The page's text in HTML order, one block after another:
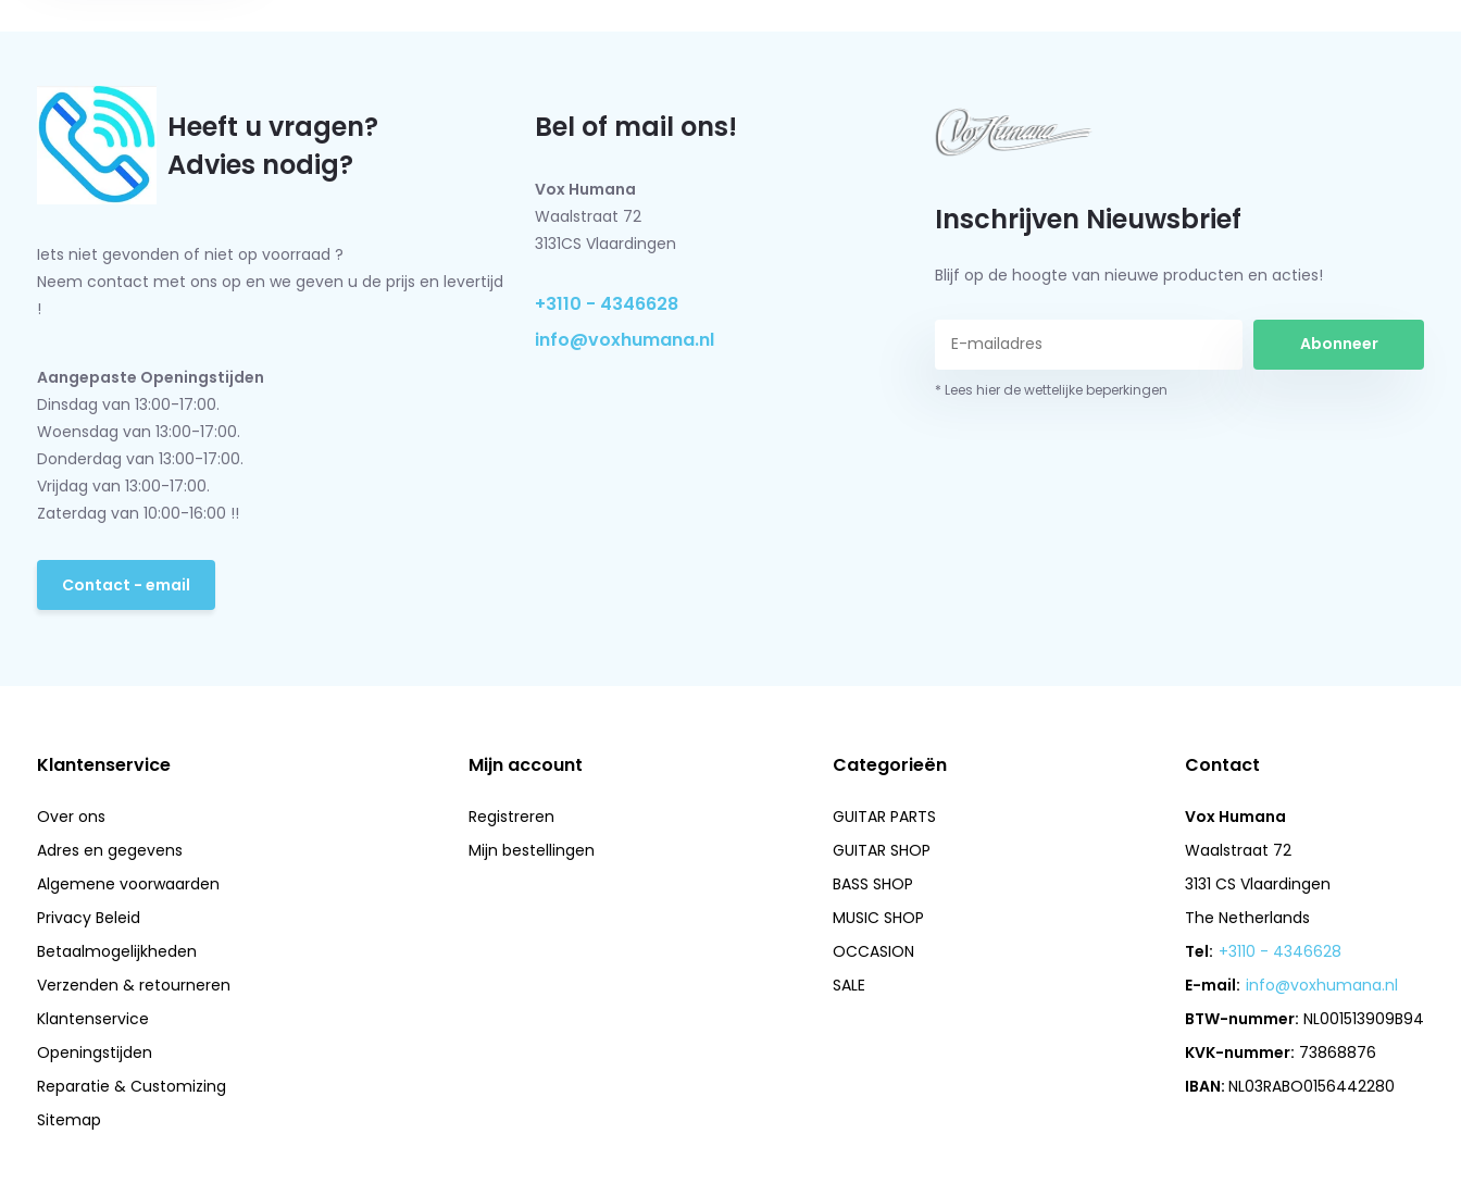
Heeft u vragen?
Advies nodig?
Iets niet gevonden of niet op voorraad ?
Neem contact met ons op en we geven u de prijs en levertijd
!
Aangepaste Openingstijden
Dinsdag van 13:00-17:00.
Woensdag van 13:00-17:00.
Donderdag van 13:00-17:00.
Vrijdag van 13:00-17:00.
Zaterdag van 10:00-16:00 !!
Contact - email
Bel of mail ons!
Vox Humana
Waalstraat 72
3131CS Vlaardingen
+3110 - 4346628
info@voxhumana.nl
Inschrijven Nieuwsbrief
Blijf op de hoogte van nieuwe producten en acties!
Abonneer
* Lees hier de wettelijke beperkingen
Klantenservice
Over ons
Adres en gegevens
Algemene voorwaarden
Privacy Beleid
Betaalmogelijkheden
Verzenden & retourneren
Klantenservice
Openingstijden
Reparatie & Customizing
Sitemap
Mijn account
Registreren
Mijn bestellingen
Categorieën
GUITAR PARTS
GUITAR SHOP
BASS SHOP
MUSIC SHOP
OCCASION
SALE
Contact
Vox Humana
Waalstraat 72
3131 CS Vlaardingen
The Netherlands
Tel: +3110 - 4346628
E-mail: info@voxhumana.nl
BTW-nummer: NL001513909B94
KVK-nummer: 73868876
IBAN:NL03RABO0156442280